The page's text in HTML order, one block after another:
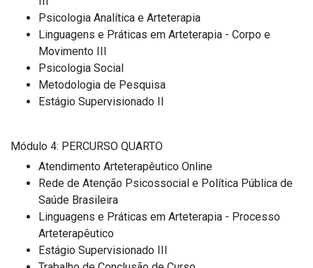
Psicologia Analítica e Arteterapia
Linguagens e Práticas em Arteterapia - Corpo e
Movimento III
Psicologia Social
Metodologia de Pesquisa
Estágio Supervisionado II
Módulo 4: PERCURSO QUARTO
Atendimento Arteterapêutico Online
Rede de Atenção Psicossocial e Política Pública de
Saúde Brasileira
Linguagens e Práticas em Arteterapia - Processo
Arteterapêutico
Estágio Supervisionado III